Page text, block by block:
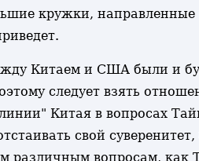
кружки,
Китаем и США были и
следует взять
Китая в вопросах
свой
различным вопросам, как